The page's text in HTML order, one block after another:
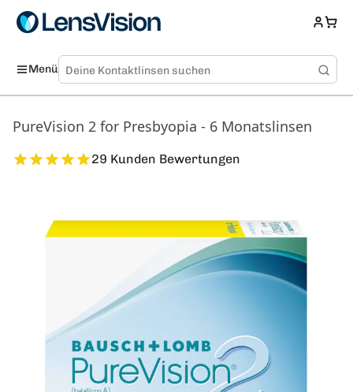
Menü
PureVision 2 for Presbyopia - 6 Monatslinsen
29 Kunden Bewertungen